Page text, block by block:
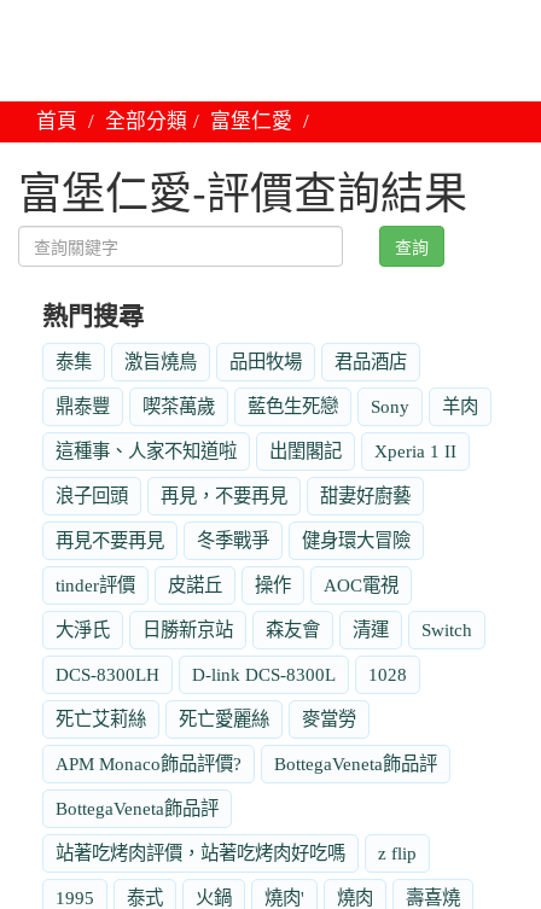
首頁 全部分類 富堡仁愛
富堡仁愛-評價查詢結果
查詢
熱門搜尋
泰集 激旨燒鳥 品田牧場 君品酒店
鼎泰豐 喫茶萬歲 藍色生死戀 Sony 羊肉
這種事、人家不知道啦 出閨閣記 Xperia 1 II
浪子回頭 再見，不要再見 甜妻好廚藝
再見不要再見 冬季戰爭 健身環大冒險
tinder評價 皮諾丘 操作 AOC電視
大淨氏 日勝新京站 森友會 清運 Switch
DCS-8300LH D-link DCS-8300L 1028
死亡艾莉絲 死亡愛麗絲 麥當勞
APM Monaco飾品評價? BottegaVeneta飾品評
BottegaVeneta飾品評
站著吃烤肉評價，站著吃烤肉好吃嗎 z flip
1995 泰式 火鍋 燒肉' 燒肉 壽喜燒